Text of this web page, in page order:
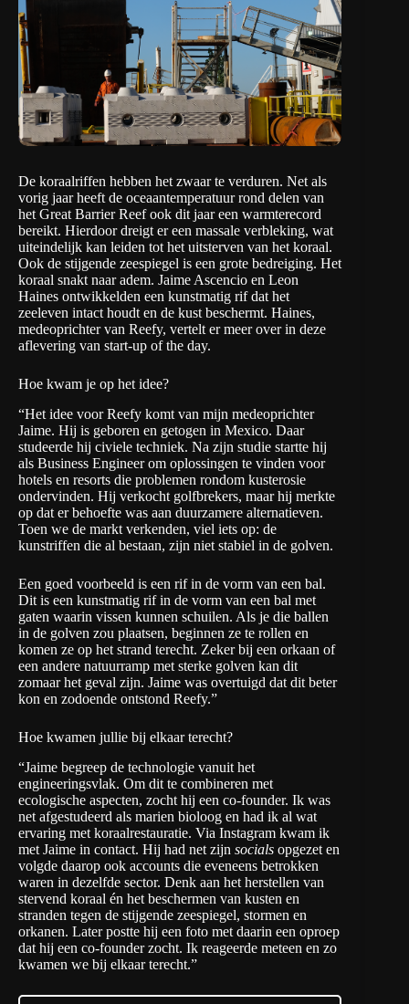
De koraalriffen hebben het zwaar te verduren. Net als
vorig jaar heeft de oceaantemperatuur rond delen van
het Great Barrier Reef ook dit jaar een warmterecord
bereikt. Hierdoor dreigt er een massale verbleking, wat
uiteindelijk kan leiden tot het uitsterven van het koraal.
Ook de stijgende zeespiegel is een grote bedreiging. Het
koraal snakt naar adem. Jaime Ascencio en Leon
Haines ontwikkelden een kunstmatig rif dat het
zeeleven intact houdt en de kust beschermt. Haines,
medeoprichter van Reefy, vertelt er meer over in deze
aflevering van start-up of the day.
Hoe kwam je op het idee?
“Het idee voor Reefy komt van mijn medeoprichter
Jaime. Hij is geboren en getogen in Mexico. Daar
studeerde hij civiele techniek. Na zijn studie startte hij
als Business Engineer om oplossingen te vinden voor
hotels en resorts die problemen rondom kusterosie
ondervinden. Hij verkocht golfbrekers, maar hij merkte
op dat er behoefte was aan duurzamere alternatieven.
Toen we de markt verkenden, viel iets op: de
kunstriffen die al bestaan, zijn niet stabiel in de golven.
Een goed voorbeeld is een rif in de vorm van een bal.
Dit is een kunstmatig rif in de vorm van een bal met
gaten waarin vissen kunnen schuilen. Als je die ballen
in de golven zou plaatsen, beginnen ze te rollen en
komen ze op het strand terecht. Zeker bij een orkaan of
een andere natuurramp met sterke golven kan dit
zomaar het geval zijn. Jaime was overtuigd dat dit beter
kon en zodoende ontstond Reefy.”
Hoe kwamen jullie bij elkaar terecht?
“Jaime begreep de technologie vanuit het
engineeringsvlak. Om dit te combineren met
ecologische aspecten, zocht hij een co-founder. Ik was
net afgestudeerd als marien bioloog en had ik al wat
ervaring met koraalrestauratie. Via Instagram kwam ik
met Jaime in contact. Hij had net zijn socials opgezet en
volgde daarop ook accounts die eveneens betrokken
waren in dezelfde sector. Denk aan het herstellen van
stervend koraal én het beschermen van kusten en
stranden tegen de stijgende zeespiegel, stormen en
orkanen. Later postte hij een foto met daarin een oproep
dat hij een co-founder zocht. Ik reageerde meteen en zo
kwamen we bij elkaar terecht.”